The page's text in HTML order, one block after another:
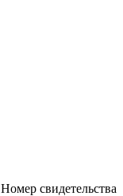
Номер свидетельства